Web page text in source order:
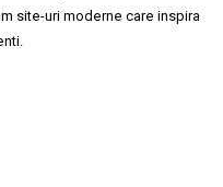
site-uri moderne care inspira